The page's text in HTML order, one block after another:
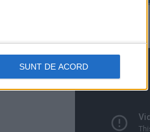
SUNT DE ACORD